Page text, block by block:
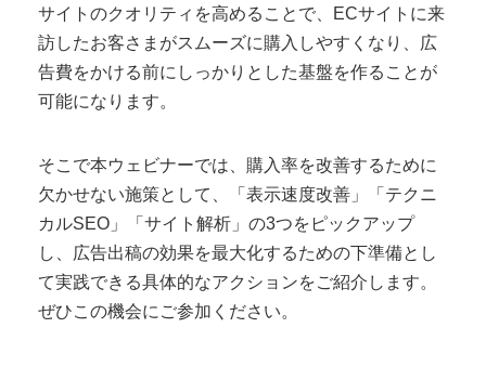
サイトのクオリティを高めることで、ECサイトに来
訪したお客さまがスムーズに購入しやすくなり、広
告費をかける前にしっかりとした基盤を作ることが
可能になります。
そこで本ウェビナーでは、購入率を改善するために
欠かせない施策として、「表示速度改善」「テクニ
カルSEO」「サイト解析」の3つをピックアップ
し、広告出稿の効果を最大化するための下準備とし
て実践できる具体的なアクションをご紹介します。
ぜひこの機会にご参加ください。